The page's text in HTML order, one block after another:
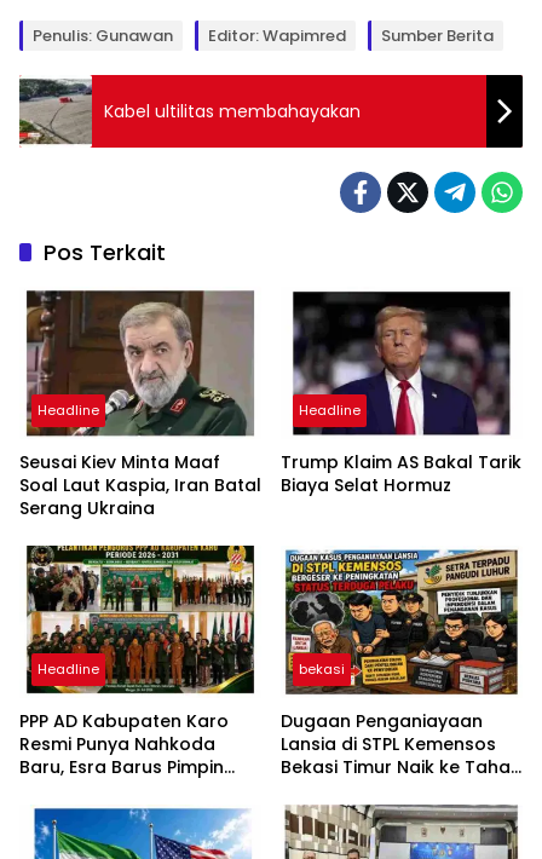
Penulis: Gunawan Editor: Wapimred Sumber Berita
Kabel ultilitas membahayakan
Pos Terkait
Headline
Seusai Kiev Minta Maaf
Soal Laut Kaspia, Iran Batal
Serang Ukraina
Headline
Trump Klaim AS Bakal Tarik
Biaya Selat Hormuz
Headline
PPP AD Kabupaten Karo
Resmi Punya Nahkoda
Baru, Esra Barus Pimpin
bekasi
Dugaan Penganiayaan
Lansia di STPL Kemensos
Bekasi Timur Naik ke Tahap
Minta Proses Transparan
dan Bebas Intervensi